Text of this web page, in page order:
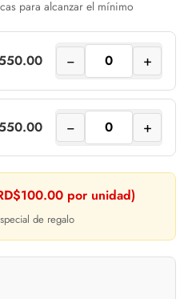
para alcanzar el mínimo
− +
− +
por unidad)
de regalo